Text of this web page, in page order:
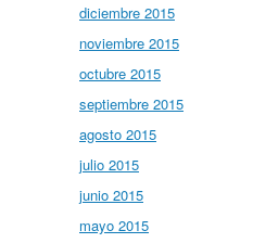
diciembre 2015
noviembre 2015
octubre 2015
septiembre 2015
agosto 2015
julio 2015
junio 2015
mayo 2015